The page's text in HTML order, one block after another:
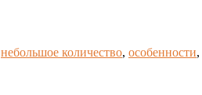
небольшое количество, особенности,